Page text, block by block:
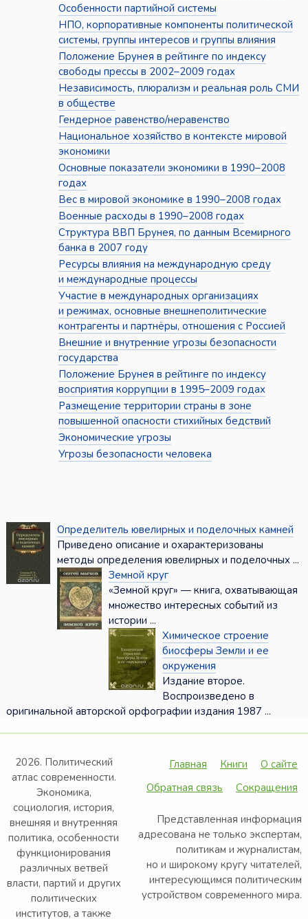
Особенности партийной системы
НПО, корпоративные компоненты политической
системы, группы интересов и группы влияния
Положение Брунея в рейтинге по индексу
свободы прессы в 2002–2009 годах
Независимость, плюрализм и реальная роль СМИ
в обществе
Гендерное равенство/неравенство
Национальное хозяйство в контексте мировой
экономики
Основные показатели экономики в 1990–2008
годах
Вес в мировой экономике в 1990–2008 годах
Военные расходы в 1990–2008 годах
Структура ВВП Брунея, по данным Всемирного
банка в 2007 году
Ресурсы влияния на международную среду
и международные процессы
Участие в международных организациях
и режимах, основные внешнеполитические
контрагенты и партнёры, отношения с Россией
Внешние и внутренние угрозы безопасности
государства
Положение Брунея в рейтинге по индексу
восприятия коррупции в 1995–2009 годах
Размещение территории страны в зоне
повышенной опасности стихийных бедствий
Экономические угрозы
Угрозы безопасности человека
Определитель ювелирных и поделочных камней
Приведено описание и охарактеризованы
методы определения ювелирных и поделочных ...
Земной круг
«Земной круг» — книга, охватывающая
множество интересных событий из
истории ...
Химическое строение
биосферы Земли и ее
окружения
Издание второе.
Воспроизведено в
оригинальной авторской орфографии издания 1987 ...
2026. Политический
атлас современности.
Экономика,
социология, история,
внешняя и внутренняя
политика, особенности
функционирования
различных ветвей
власти, партий и других
политических
институтов, а также
Главная Книги
О сайте
Обратная связь
Сокращения
Представленная информация
адресована не только экспертам,
политикам и журналистам,
но и широкому кругу читателей,
интересующимся политическим
устройством современного мира.